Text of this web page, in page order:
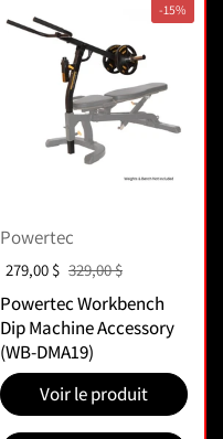
Powertec
Prix soldé :
279,00 $ Prix normal :
329,00 $
Powertec Workbench
Dip Machine Accessory
(WB-DMA19)
Voir le produit
-15%